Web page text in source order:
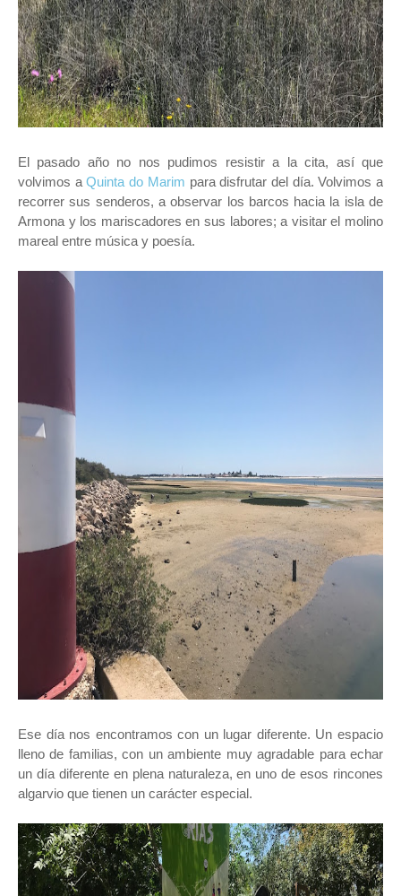
El pasado año no nos pudimos resistir a la cita, así que
volvimos aQuinta do Marim para disfrutar del día. Volvimos a
recorrer sus senderos, a observar los barcos hacia la isla de
Armona y los mariscadores en sus labores; a visitar el molino
mareal entre música y poesía.
Ese día nos encontramos con un lugar diferente. Un espacio
lleno de familias, con un ambiente muy agradable para echar
un día diferente en plena naturaleza, en uno de esos rincones
algarvio que tienen un carácter especial.